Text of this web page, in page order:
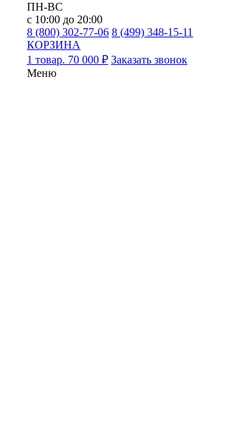
ПН-ВС
с 10:00 до 20:00
8 (800) 302-77-06 8 (499) 348-15-11
КОРЗИНА
1 товар. 70 000 ₽ Заказать звонок
Меню